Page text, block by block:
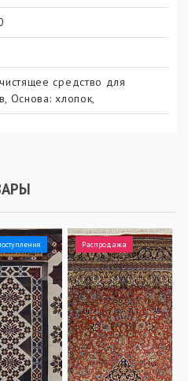
средство для
Основа: хлопок,
Распродажа